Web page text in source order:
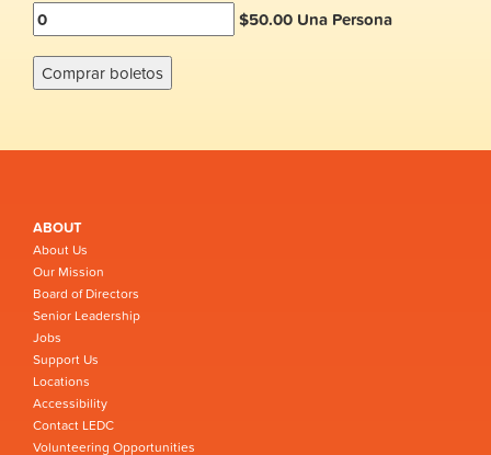
$50.00 Una Persona
ABOUT
About Us
Our Mission
Board of Directors
Senior Leadership
Jobs
Support Us
Locations
Accessibility
Contact LEDC
Volunteering Opportunities